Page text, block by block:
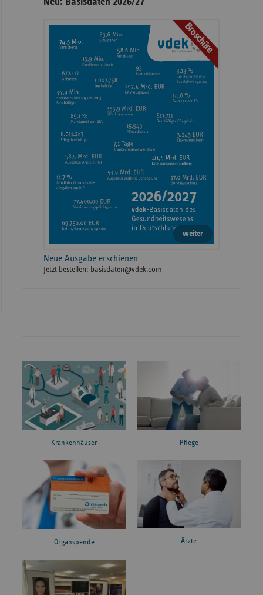
Broschüre
weiter
Neue Ausgabe erschienen
Jetzt bestellen: basisdaten@vdek.com
Krankenhäuser Pflege
Organspende Ärzte